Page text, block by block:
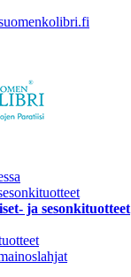
ja sesonkituotteet